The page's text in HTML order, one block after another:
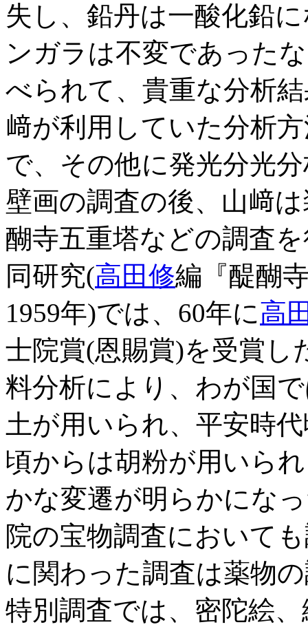
失し、鉛丹は一酸化鉛
ンガラは不変であった
べられて、貴重な分析
﨑が利用していた分析
で、その他に発光分光
壁画の調査の後、山﨑
醐寺五重塔などの調査
同研究(高田修編『醍醐
1959年)では、60年に高
士院賞(恩賜賞)を受賞し
料分析により、わが国
土が用いられ、平安時
頃からは胡粉が用いら
かな変遷が明らかにな
院の宝物調査において
に関わった調査は薬物
特別調査では、密陀絵